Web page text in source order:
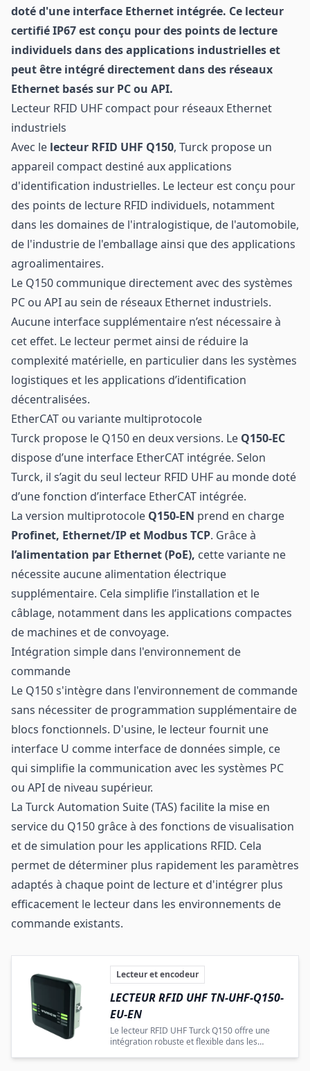
doté d'une interface Ethernet intégrée. Ce lecteur
certifié IP67 est conçu pour des points de lecture
individuels dans des applications industrielles et
peut être intégré directement dans des réseaux
Ethernet basés sur PC ou API.
Lecteur RFID UHF compact pour réseaux Ethernet
industriels
Avec le lecteur RFID UHF Q150, Turck propose un
appareil compact destiné aux applications
d'identification industrielles. Le lecteur est conçu pour
des points de lecture RFID individuels, notamment
dans les domaines de l'intralogistique, de l'automobile,
de l'industrie de l'emballage ainsi que des applications
agroalimentaires.
Le Q150 communique directement avec des systèmes
PC ou API au sein de réseaux Ethernet industriels.
Aucune interface supplémentaire n’est nécessaire à
cet effet. Le lecteur permet ainsi de réduire la
complexité matérielle, en particulier dans les systèmes
logistiques et les applications d’identification
décentralisées.
EtherCAT ou variante multiprotocole
Turck propose le Q150 en deux versions. Le Q150-EC
dispose d’une interface EtherCAT intégrée. Selon
Turck, il s’agit du seul lecteur RFID UHF au monde doté
d’une fonction d’interface EtherCAT intégrée.
La version multiprotocole Q150-EN prend en charge
Profinet, Ethernet/IP et Modbus TCP. Grâce à
l’alimentation par Ethernet (PoE), cette variante ne
nécessite aucune alimentation électrique
supplémentaire. Cela simplifie l’installation et le
câblage, notamment dans les applications compactes
de machines et de convoyage.
Intégration simple dans l'environnement de
commande
Le Q150 s'intègre dans l'environnement de commande
sans nécessiter de programmation supplémentaire de
blocs fonctionnels. D'usine, le lecteur fournit une
interface U comme interface de données simple, ce
qui simplifie la communication avec les systèmes PC
ou API de niveau supérieur.
La Turck Automation Suite (TAS) facilite la mise en
service du Q150 grâce à des fonctions de visualisation
et de simulation pour les applications RFID. Cela
permet de déterminer plus rapidement les paramètres
adaptés à chaque point de lecture et d'intégrer plus
efficacement le lecteur dans les environnements de
commande existants.
Lecteur et encodeur
LECTEUR RFID UHF TN-UHF-Q150-
EU-EN
Le lecteur RFID UHF Turck Q150 offre une
intégration robuste et flexible dans les